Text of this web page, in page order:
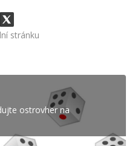
stránku
ostrovher na